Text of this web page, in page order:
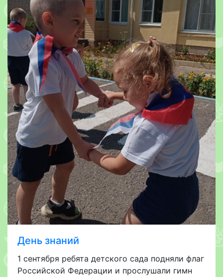
День знаний
1 сентября ребята детского сада подняли флаг
Российской Федерации и прослушали гимн